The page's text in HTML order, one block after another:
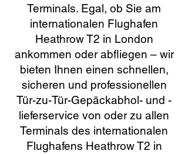
Terminals. Egal, ob Sie am
internationalen Flughafen
Heathrow T2 in London
ankommen oder abfliegen – wir
bieten Ihnen einen schnellen,
sicheren und professionellen
Tür-zu-Tür-Gepäckabhol- und -
lieferservice von oder zu allen
Terminals des internationalen
Flughafens Heathrow T2 in